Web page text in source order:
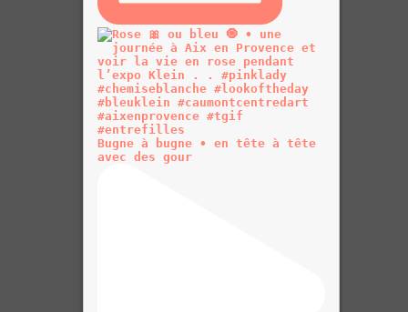
Bugne à bugne • en tête à tête
avec des gour